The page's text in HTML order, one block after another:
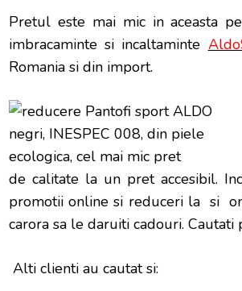
Pretul este mai mic in aceasta
imbracaminte si incaltaminte
Romania si din import.
de calitate la un pret accesibil.
promotii online si reduceri la si
carora sa le daruiti cadouri.
Alti clienti au cautat si: